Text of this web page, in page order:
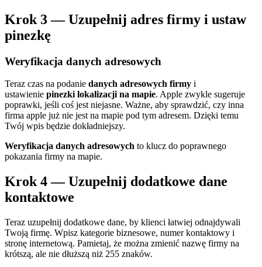
Krok 3 — Uzupełnij adres firmy i ustaw
pinezkę
Weryfikacja danych adresowych
Teraz czas na podanie danych adresowych firmy i
ustawienie pinezki lokalizacji na mapie. Apple zwykle sugeruje
poprawki, jeśli coś jest niejasne. Ważne, aby sprawdzić, czy inna
firma apple już nie jest na mapie pod tym adresem. Dzięki temu
Twój wpis będzie dokładniejszy.
Weryfikacja danych adresowych to klucz do poprawnego
pokazania firmy na mapie.
Krok 4 — Uzupełnij dodatkowe dane
kontaktowe
Teraz uzupełnij dodatkowe dane, by klienci łatwiej odnajdywali
Twoją firmę. Wpisz kategorie biznesowe, numer kontaktowy i
stronę internetową. Pamietaj, że można zmienić nazwę firmy na
krótszą, ale nie dłuższą niż 255 znaków.